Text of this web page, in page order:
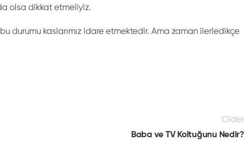
olsa dikkat etmeliyiz.
durumu kaslarımız idare etmektedir. Ama zaman ilerledikçe
Older
Baba ve TV Koltuğunu Nedir?